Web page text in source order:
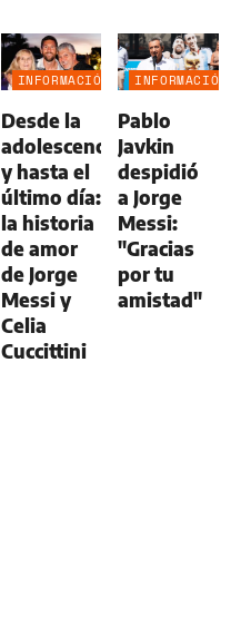
INFORMACIÓN
Desde la
adolescencia
y hasta el
último día:
la historia
de amor
de Jorge
Messi y
Celia
Cuccittini
INFORMACIÓN
Pablo
Javkin
despidió
a Jorge
Messi:
"Gracias
por tu
amistad"